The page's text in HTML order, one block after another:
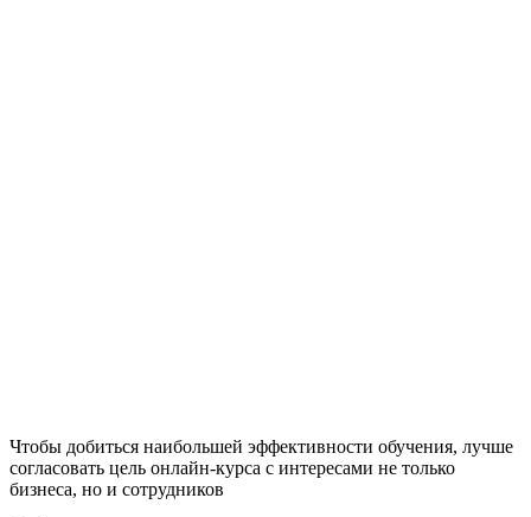
Чтобы добиться наибольшей эффективности обучения, лучше
согласовать цель онлайн-курса с интересами не только
бизнеса, но и сотрудников